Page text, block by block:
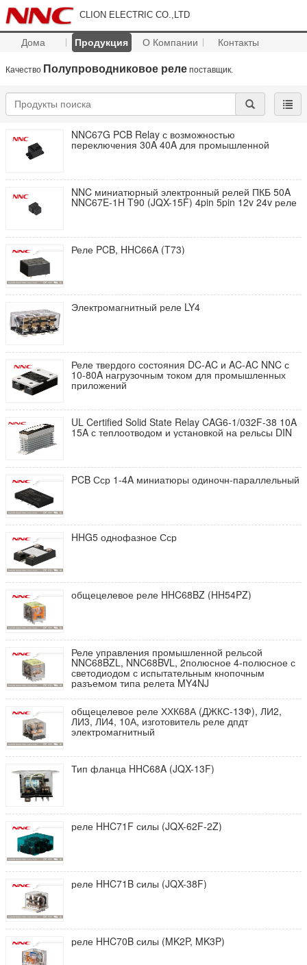
CLION ELECTRIC CO.,LTD
Дома Продукция О Компании Контакты
Качество Полупроводниковое реле поставщик.
NNC67G PCB Relay с возможностью
переключения 30A 40A для промышленной
NNC миниатюрный электронный релей ПКБ 50A
NNC67E-1H T90 (JQX-15F) 4pin 5pin 12v 24v реле
Реле PCB, HHC66A (T73)
Электромагнитный реле LY4
Реле твердого состояния DC-AC и AC-AC NNC с
10-80A нагрузочным током для промышленных
приложений
UL Certified Solid State Relay CAG6-1/032F-38 10A
15A с теплоотводом и установкой на рельсы DIN
PCB Сср 1-4A миниатюры одиночн-параллельный
HHG5 однофазное Сср
общецелевое реле HHC68BZ (HH54PZ)
Реле управления промышленной рельсой
NNC68BZL, NNC68BVL, 2полюсное 4-полюсное с
светодиодом с испытательным кнопочным
разъемом типа релета MY4NJ
общецелевое реле ХХК68А (ДЖКС-13Ф), ЛИ2,
ЛИ3, ЛИ4, 10А, изготовитель реле дпдт
электромагнитный
Тип фланца HHC68A (JQX-13F)
реле HHC71F силы (JQX-62F-2Z)
реле HHC71B силы (JQX-38F)
реле HHC70B силы (MK2P, MK3P)